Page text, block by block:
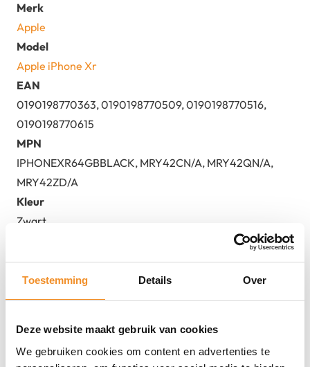
Toestemming Details Over
Deze website maakt gebruik van cookies
We gebruiken cookies om content en advertenties te
Merk
Apple
Model
Apple iPhone Xr
EAN
0190198770363, 0190198770509, 0190198770516,
0190198770615
MPN
IPHONEXR64GBBLACK, MRY42CN/A, MRY42QN/A,
MRY42ZD/A
Kleur
Zwart
2dehands